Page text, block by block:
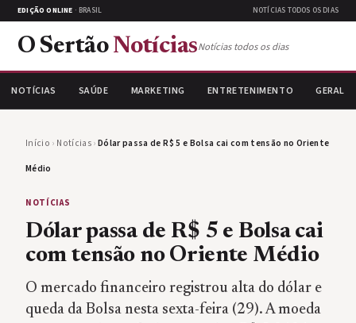
EDIÇÃO ONLINE · BRASIL NOTÍCIAS TODOS OS DIAS
O Sertão NotíciasNotícias todos os dias
NOTÍCIAS SAÚDE MARKETING ENTRETENIMENTO GERAL
Início › Notícias›Dólar passa de R$ 5 e Bolsa cai com tensão no Oriente
Médio
NOTÍCIAS
Dólar passa de R$ 5 e Bolsa cai
com tensão no Oriente Médio
O mercado financeiro registrou alta do dólar e
queda da Bolsa nesta sexta-feira (29). A moeda